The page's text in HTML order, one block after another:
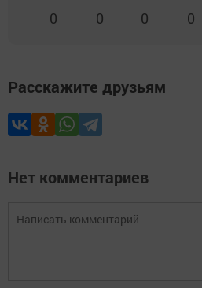
0 0 0 0
Расскажите друзьям
Нет комментариев